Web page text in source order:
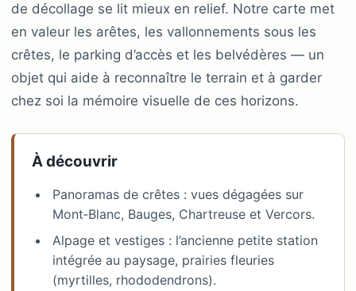
de décollage se lit mieux en relief. Notre carte met
en valeur les arêtes, les vallonnements sous les
crêtes, le parking d’accès et les belvédères — un
objet qui aide à reconnaître le terrain et à garder
chez soi la mémoire visuelle de ces horizons.
À découvrir
Panoramas de crêtes : vues dégagées sur
Mont‑Blanc, Bauges, Chartreuse et Vercors.
Alpage et vestiges : l’ancienne petite station
intégrée au paysage, prairies fleuries
(myrtilles, rhododendrons).